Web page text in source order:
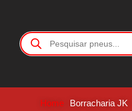
Home Borracharia JK